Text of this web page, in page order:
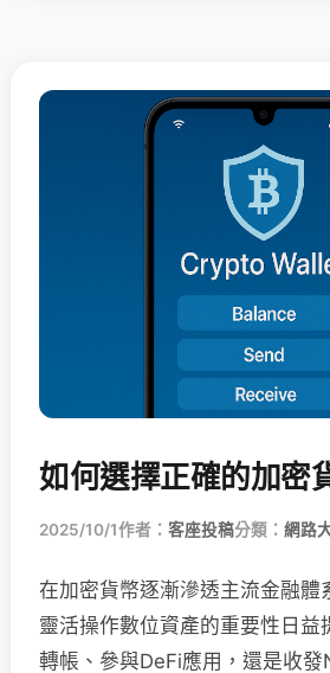
如何選擇正確的加密
2025/10/1作者： 客座投稿分類： 網路
在加密貨幣逐漸滲透主流金融體
靈活操作數位資產的重要性日益
轉帳、參與DeFi應用，還是收